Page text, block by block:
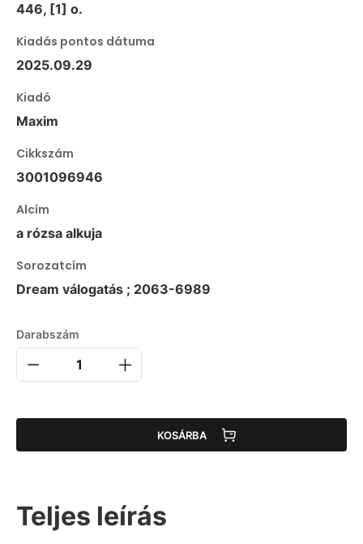
446, [1] o.
Kiadás pontos dátuma
2025.09.29
Kiadó
Maxim
Cikkszám
3001096946
Alcím
a rózsa alkuja
Sorozatcím
Dream válogatás ; 2063-6989
Darabszám
KOSÁRBA
Teljes leírás